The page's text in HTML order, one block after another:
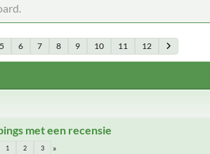
5 6 7 8 9 10 11 12
met een recensie
1 2 3